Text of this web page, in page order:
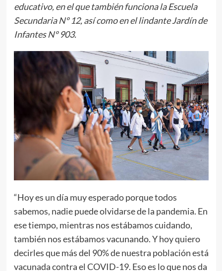
educativo, en el que también funciona la Escuela
Secundaria Nº 12, así como en el lindante Jardín de
Infantes Nº 903.
“Hoy es un día muy esperado porque todos
sabemos, nadie puede olvidarse de la pandemia. En
ese tiempo, mientras nos estábamos cuidando,
también nos estábamos vacunando. Y hoy quiero
decirles que más del 90% de nuestra población está
vacunada contra el COVID-19. Eso es lo que nos da